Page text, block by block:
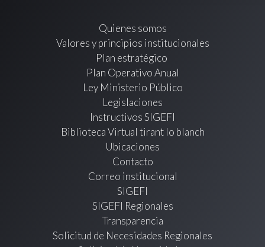
Quienes somos
Valores y principios institucionales
Plan estratégico
Plan Operativo Anual
Ley Ministerio Público
Legislaciones
Instructivos SIGEFI
Biblioteca Virtual tirant lo blanch
Ubicaciones
Contacto
Correo institucional
SIGEFI
SIGEFI Regionales
Transparencia
Solicitud de Necesidades Regionales